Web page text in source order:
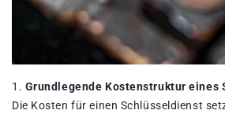
Grundlegende Kostenstruktur eines
Die Kosten für einen Schlüsseldienst